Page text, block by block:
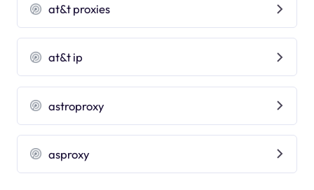
at&t proxies
at&t ip
astroproxy
asproxy